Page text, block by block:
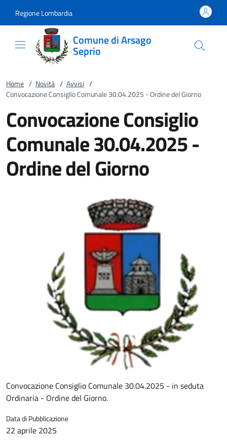
Regione Lombardia
Comune di Arsago
Seprio
Home / Novità / Avvisi /
Convocazione Consiglio Comunale 30.04.2025 - Ordine del Giorno
Convocazione Consiglio
Comunale 30.04.2025 -
Ordine del Giorno
Convocazione Consiglio Comunale 30.04.2025 - in seduta
Ordinaria - Ordine del Giorno.
Data di Pubblicazione
22 aprile 2025